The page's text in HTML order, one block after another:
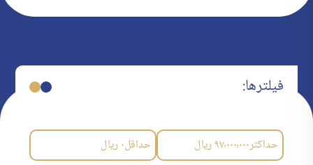
فیلترها:
حداکثر۹۷٬۰۰۰٬۰۰۰ریال حداقل۰ریال